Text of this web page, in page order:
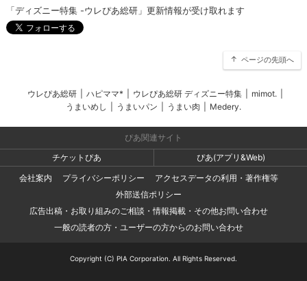
「ディズニー特集 -ウレぴあ総研」更新情報が受け取れます
ページの先頭へ
ウレぴあ総研 ハピママ* ウレぴあ総研 ディズニー特集 mimot.
うまいめし
うまいパン うまい肉 Medery.
ぴあ関連サイト
チケットぴあ
ぴあ(アプリ&Web)
会社案内
プライバシーポリシー
アクセスデータの利用・著作権等
外部送信ポリシー
広告出稿・お取り組みのご相談・情報掲載・その他お問い合わせ
一般の読者の方・ユーザーの方からのお問い合わせ
Copyright (C) PIA Corporation. All Rights Reserved.